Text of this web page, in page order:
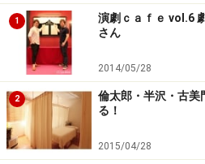
スト・イン・ヨンカーズ」
【作】ニール・サイモン
【上演台本・演出】三谷幸喜
【出演】中谷美紀、松岡昌宏
甚儀、長野里美、草笛光子
■東京公演
1
演劇ｃａｆｅ vol.6
さん
2014/05/28
2
倫太郎・半沢・古美
る！
2015/04/28